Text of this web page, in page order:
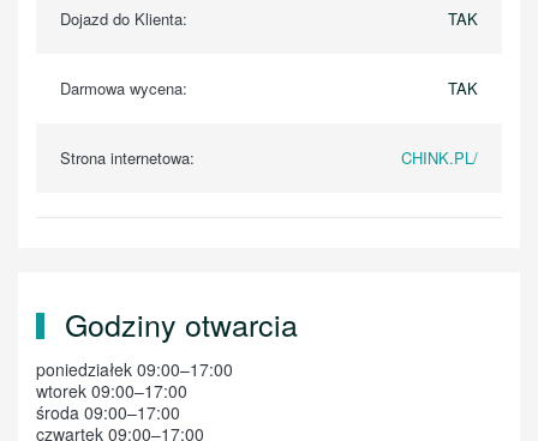
Dojazd do Klienta: TAK
Darmowa wycena: TAK
Strona internetowa: CHINK.PL/
Godziny otwarcia
poniedziałek 09:00–17:00
wtorek 09:00–17:00
środa 09:00–17:00
czwartek 09:00–17:00